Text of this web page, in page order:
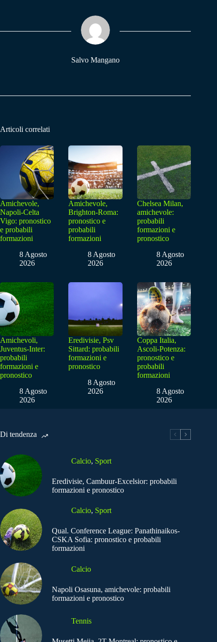
pp m
Salvo Mangano
Articoli correlati
Amichevole,
Napoli-Celta
Vigo: pronostico
e probabili
formazioni
8 Agosto
2026
Amichevole,
Brighton-Roma:
pronostico e
probabili
formazioni
8 Agosto
2026
Chelsea Milan,
amichevole:
probabili
formazioni e
pronostico
8 Agosto
2026
Amichevoli,
Juventus-Inter:
probabili
formazioni e
pronostico
8 Agosto
2026
Eredivisie, Psv
Sittard: probabili
formazioni e
pronostico
8 Agosto
2026
Coppa Italia,
Ascoli-Potenza:
pronostico e
probabili
formazioni
8 Agosto
2026
Di tendenza
Calcio, Sport
Eredivisie, Cambuur-Excelsior: probabili
formazioni e pronostico
Calcio, Sport
Qual. Conference League: Panathinaikos-
CSKA Sofia: pronostico e probabili
formazioni
Calcio
Napoli Osasuna, amichevole: probabili
formazioni e pronostico
Tennis